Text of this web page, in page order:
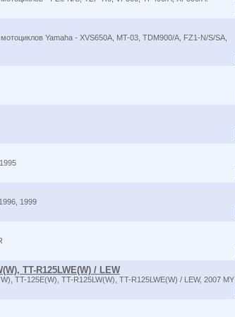
Yamaha - XVS650A, MT-03, TDM900/A, FZ1-N/S/SA,
1999
TT-R125LWE(W) / LEW
TT-125E(W), TT-R125LW(W), TT-R125LWE(W) / LEW, 2007 MY